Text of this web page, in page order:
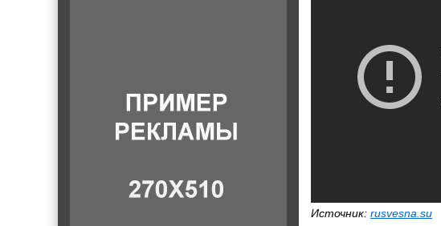
Источник: rusvesna.su